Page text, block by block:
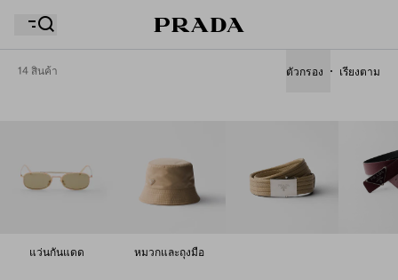
14 สินค้า ตัวกรอง เรียงตาม
แว่นกันแดด หมวกและถุงมือ